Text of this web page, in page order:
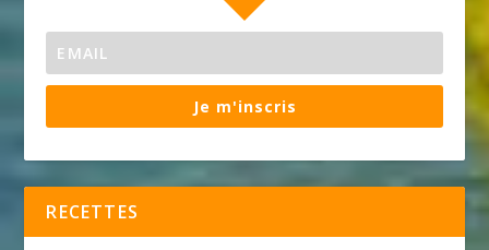
Je m'inscris
RECETTES